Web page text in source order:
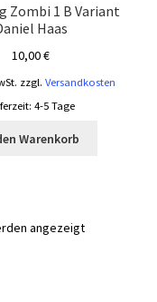
Zombi 1 B Variant
Haas
10,00€
zzgl.Versandkosten
4-5 Tage
Warenkorb
angezeigtNach